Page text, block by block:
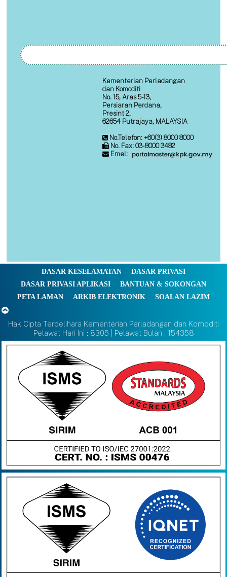
Kementerian Perladangan
dan Komoditi
No. 15, Aras 5-13,
Persiaran Perdana,
Presint 2,
62654 Putrajaya, MALAYSIA
No.Telefon: +60(3) 8000 8000
No. Fax: 03-8000 3482
Emel:
DASAR KESELAMATAN
DASAR PRIVASI
DASAR PRIVASI APLIKASI
BANTUAN & SOKONGAN
PETA LAMAN
ARKIB ELEKTRONIK SOALAN LAZIM
Hak Cipta Terpelihara Kementerian Perladangan dan Komoditi
Pelawat Hari Ini : 8305 | Pelawat Bulan : 154358